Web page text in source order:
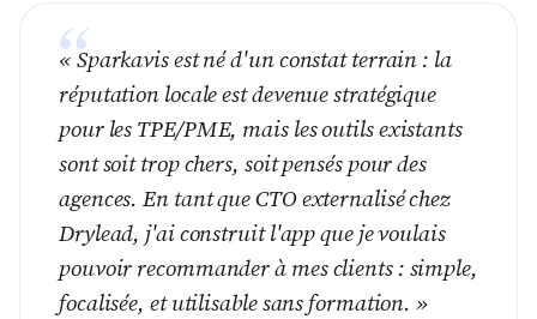
“
«Sparkavis est né d'un constat terrain : la
réputation locale est devenue stratégique
pour les TPE/PME, mais les outils existants
sont soit trop chers, soit pensés pour des
agences. En tant que CTO externalisé chez
Drylead, j'ai construit l'app que je voulais
pouvoir recommander à mes clients : simple,
focalisée, et utilisable sans formation. »